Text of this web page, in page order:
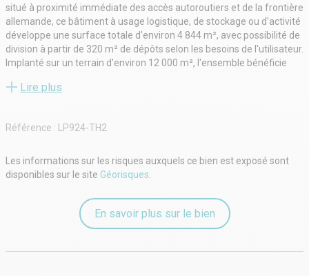
situé à proximité immédiate des accès autoroutiers et de la frontière
allemande, ce bâtiment à usage logistique, de stockage ou d'activité
développe une surface totale d'environ 4 844 m², avec possibilité de
division à partir de 320 m² de dépôts selon les besoins de l'utilisateur.
Implanté sur un terrain d'environ 12 000 m², l'ensemble bénéficie
Caractéristiques principales :
industrielle légère
Voirie lourde adaptée aux poids lourds
Stationnements véhicules légers et poids lourds
Situation stratégique à proximité de l'Allemagne
Le site offre une excellente accessibilité et des capacités
d'exploitation adaptées aux besoins des entreprises recherchant
Lire plus
Référence : LP924-TH2
Les informations sur les risques auxquels ce bien est exposé sont
disponibles sur le site Géorisques.
En savoir plus sur le bien